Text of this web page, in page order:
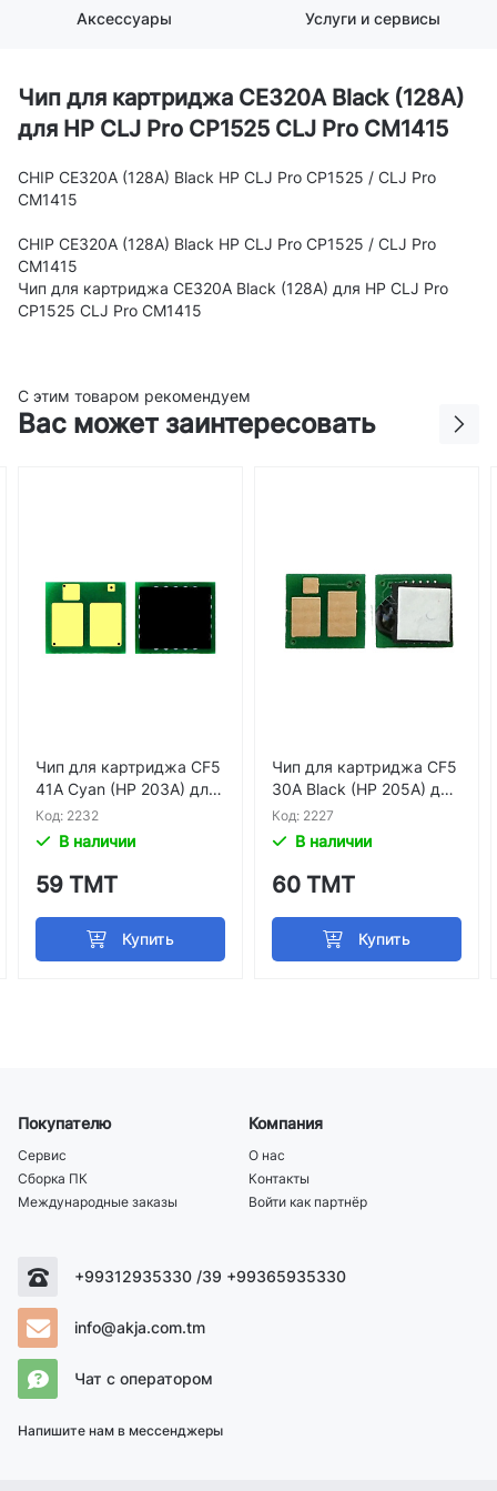
Аксессуары Услуги и сервисы
Чип для картриджа CE320A Black (128A)
для HP CLJ Pro CP1525 CLJ Pro CM1415
CHIP CE320A (128A) Black HP CLJ Pro CP1525 / CLJ Pro
CM1415
CHIP CE320A (128A) Black HP CLJ Pro CP1525 / CLJ Pro
CM1415
Чип для картриджа CE320A Black (128A) для HP CLJ Pro
CP1525 CLJ Pro CM1415
С этим товаром рекомендуем
Вас может заинтересовать
Чип для картриджа CF5
41A Cyan (HP 203A) для
HP M254 M281 M280
Код: 2232
В наличии
59 ТМТ
Чип для картриджа CF5
30A Black (HP 205A) для
HP M180 M181 M154
Код: 2227
В наличии
60 ТМТ
Покупателю
Сервис
Сборка ПК
Международные заказы
Компания
О нас
Контакты
Войти как партнёр
+99312935330 /39 +99365935330
info@akja.com.tm
Чат с оператором
Напишите нам в мессенджеры